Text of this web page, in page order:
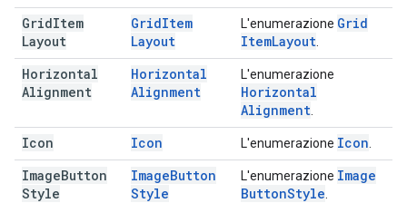
GridItem
Layout
GridItem
Layout
L'enumerazione Grid
ItemLayout
Horizontal
Alignment
Horizontal
Alignment
L'enumerazione
Horizontal
Alignment
Icon Icon L'enumerazione Icon
ImageButton
Style
ImageButton
Style
L'enumerazione Image
ButtonStyle